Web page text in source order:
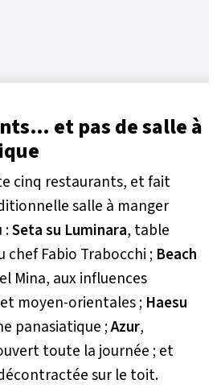
et pas de salle à
cinq restaurants, et fait
salle à manger
:Seta su Luminara, table
Fabio Trabocchi ; Beach
Mina, aux influences
moyen-orientales ; Haesu
panasiatique ;Azur,
toute la journée ; et
sur le toit.